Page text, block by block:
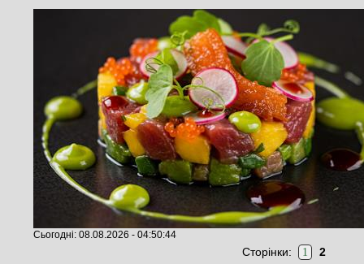
Сьогодні: 08.08.2026 - 04:50:44
Сторінки: 1 2